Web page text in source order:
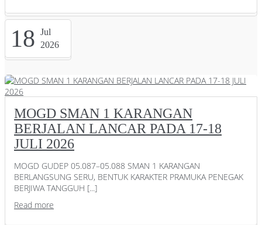
18 Jul
2026
MOGD SMAN 1 KARANGAN
BERJALAN LANCAR PADA 17-18
JULI 2026
MOGD GUDEP 05.087–05.088 SMAN 1 KARANGAN
BERLANGSUNG SERU, BENTUK KARAKTER PRAMUKA PENEGAK
BERJIWA TANGGUH [...]
Read more